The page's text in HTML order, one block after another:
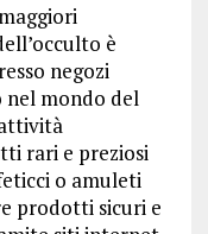
è
negozi
nel mondo del
rari e preziosi
o amuleti
prodotti sicuri e